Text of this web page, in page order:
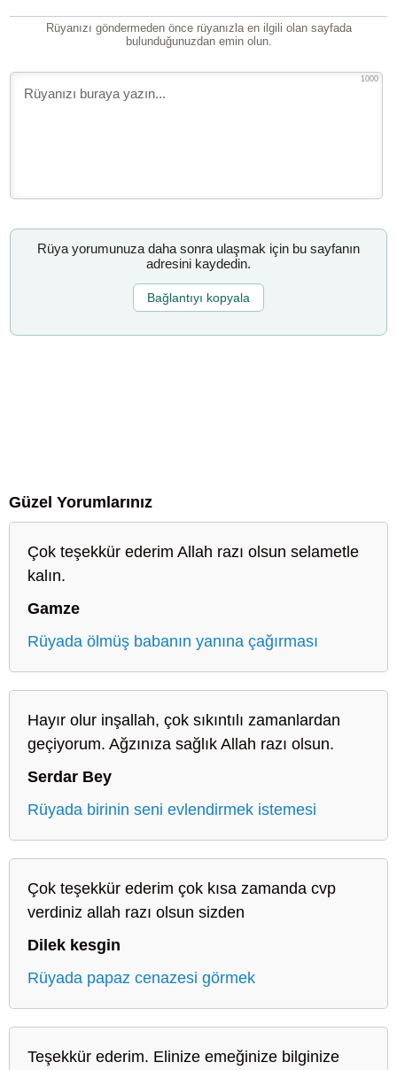
Rüyanızı göndermeden önce rüyanızla en ilgili olan sayfada
bulunduğunuzdan emin olun.
1000
Rüya yorumunuza daha sonra ulaşmak için bu sayfanın
adresini kaydedin.
Bağlantıyı kopyala
Güzel Yorumlarınız
Çok teşekkür ederim Allah razı olsun selametle
kalın.
Gamze
Rüyada ölmüş babanın yanına çağırması
Hayır olur inşallah, çok sıkıntılı zamanlardan
geçiyorum. Ağzınıza sağlık Allah razı olsun.
Serdar Bey
Rüyada birinin seni evlendirmek istemesi
Çok teşekkür ederim çok kısa zamanda cvp
verdiniz allah razı olsun sizden
Dilek kesgin
Rüyada papaz cenazesi görmek
Teşekkür ederim. Elinize emeğinize bilginize